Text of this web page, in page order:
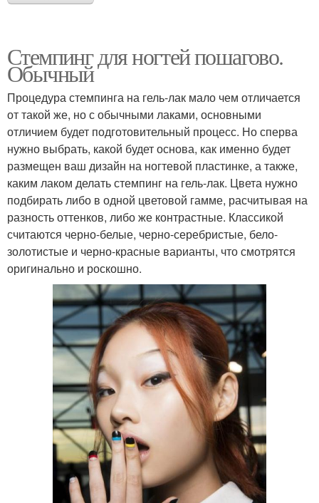
Стемпинг для ногтей пошагово.
Обычный
Процедура стемпинга на гель-лак мало чем отличается
от такой же, но с обычными лаками, основными
отличием будет подготовительный процесс. Но сперва
нужно выбрать, какой будет основа, как именно будет
размещен ваш дизайн на ногтевой пластинке, а также,
каким лаком делать стемпинг на гель-лак. Цвета нужно
подбирать либо в одной цветовой гамме, расчитывая на
разность оттенков, либо же контрастные. Классикой
считаются черно-белые, черно-серебристые, бело-
золотистые и черно-красные варианты, что смотрятся
оригинально и роскошно.